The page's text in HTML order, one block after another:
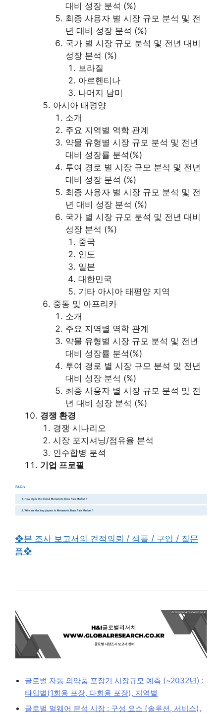
대비 성장 분석 (%)
최종 사용자 별 시장 규모 분석 및 전
년 대비 성장 분석 (%)
국가 별 시장 규모 분석 및 전년 대비
성장 분석 (%)
브라질
아르헨티나
나머지 남미
아시아 태평양
소개
주요 지역별 역학 관계
약물 유형별 시장 규모 분석 및 전년
대비 성장률 분석(%)
투여 경로 별 시장 규모 분석 및 전년
대비 성장 분석 (%)
최종 사용자 별 시장 규모 분석 및 전
년 대비 성장 분석 (%)
국가 별 시장 규모 분석 및 전년 대비
성장 분석 (%)
중국
인도
일본
대한민국
기타 아시아 태평양 지역
중동 및 아프리카
소개
주요 지역별 역학 관계
약물 유형별 시장 규모 분석 및 전년
대비 성장률 분석(%)
투여 경로 별 시장 규모 분석 및 전년
대비 성장 분석 (%)
최종 사용자 별 시장 규모 분석 및 전
년 대비 성장 분석 (%)
경쟁 환경
경쟁 시나리오
시장 포지셔닝/점유율 분석
인수합병 분석
기업 프로필
❖본 조사 보고서의 견적의뢰 / 샘플 / 구입 / 질문
폼❖
글로벌 자동 의약품 포장기 시장규모 예측 (~2032년) :
타입별(1회용 포장, 다회용 포장), 지역별
글로벌 멀웨어 분석 시장 : 구성 요소 (솔루션, 서비스),